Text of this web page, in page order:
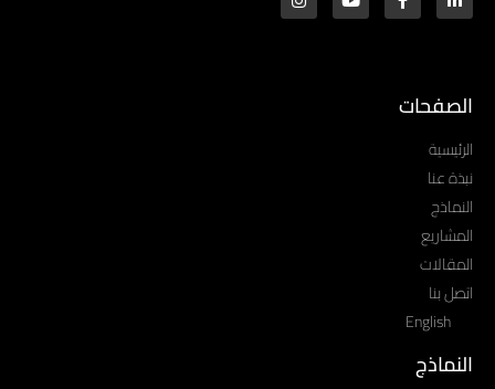
الصفحات
الرئيسية
نبذة عنا
النماذج
المشاريع
المقالات
اتصل بنا
English
النماذج